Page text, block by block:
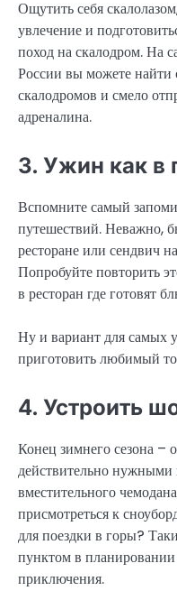
Ощутить себя
увлечение и
поход на скалодром. На
России вы можете
скалодромов и смело
адреналина.
3. Ужин как в
Вспомните самый
путешествий. Неважно,
ресторане или сендвич
Попробуйте повторить
в ресторан где готовят
Ну и вариант для самых
приготовить любимый
4. Устроить
Конец зимнего сезона –
действительно
вместительного
присмотреться к
для поездки в горы?
пунктом в
приключения.